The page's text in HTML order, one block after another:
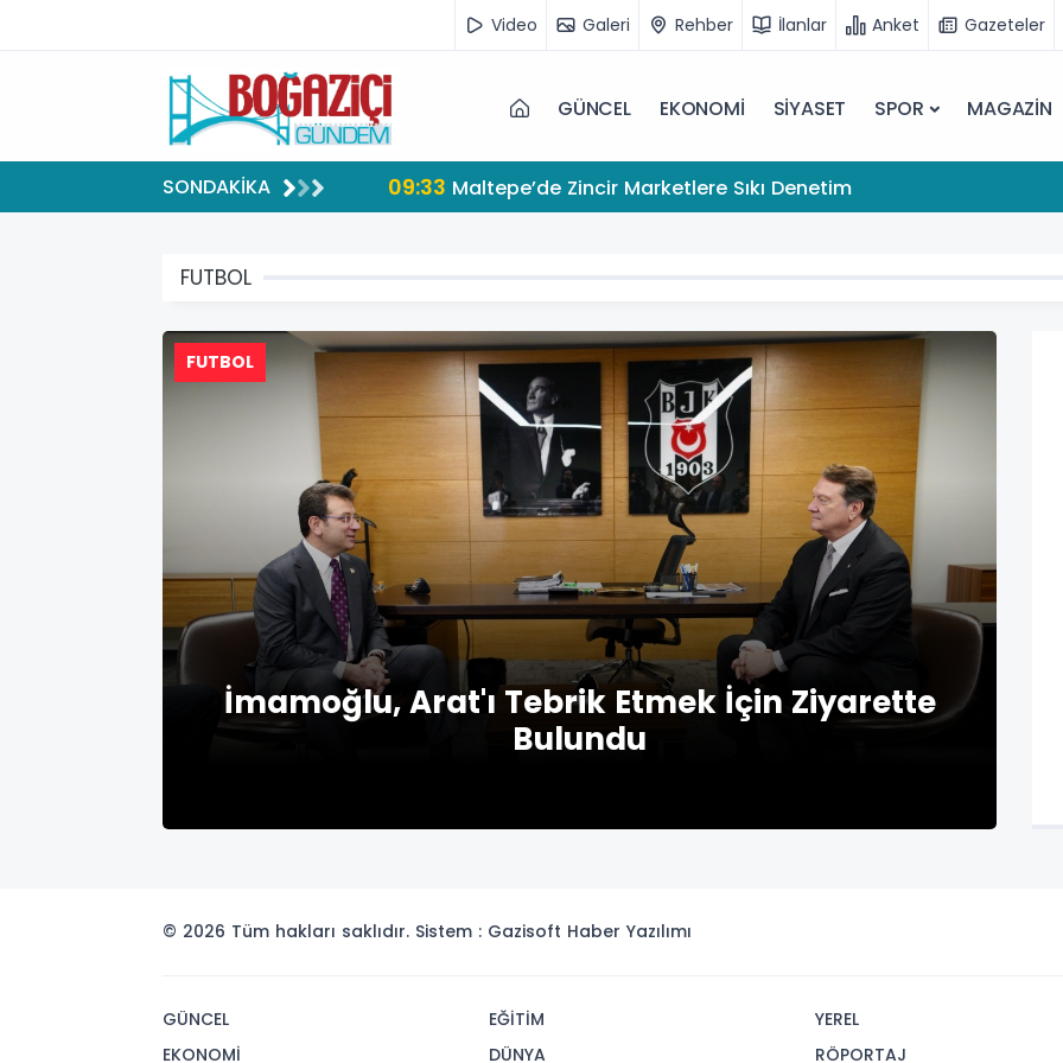
Video Galeri Rehber İlanlar Anket Gazeteler
GÜNCEL EKONOMİ SİYASET SPOR MAGAZİN
SONDAKİKA 09:33 Maltepe’de Zincir Marketlere Sıkı Denetim
FUTBOL
FUTBOL
İmamoğlu, Arat'ı Tebrik Etmek İçin Ziyarette
Bulundu
© 2026 Tüm hakları saklıdır. Sistem : Gazisoft Haber Yazılımı
GÜNCEL
EKONOMİ
EĞİTİM
DÜNYA
YEREL
RÖPORTAJ